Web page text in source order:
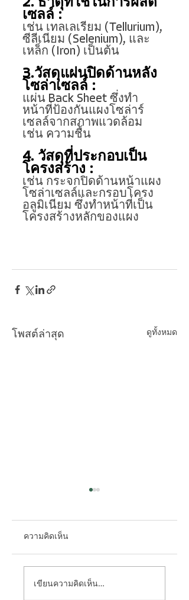
2. ธาตุที่ใช้ในการผลิต
เซลล์ :
เช่น เทลเลเรียม (Tellurium),
ซีลีเนียม (Selenium), และ
เหล็ก (Iron) เป็นต้น
3.วัสดุแผ่นปิดด้านหลัง
โซล่าเซลล์ :
แผ่น Back Sheet ซึ่งทำ
หน้าที่ป้องกันแผงโซล่าร์
เซลล์จากสภาพแวดล้อม
เช่น ความชื้น
4. วัสดุที่ประกอบเป็น
โครงสร้าง :
เช่น กระจกปิดด้านหน้าแผง
โซล่าเซลล์และกรอบโครง
อลูมิเนียม ซึ่งทำหน้าที่เป็น
โครงสร้างหลักของแผง
โพสต์ล่าสุด ดูทั้งหมด
ความคิดเห็น
เขียนความคิดเห็น…